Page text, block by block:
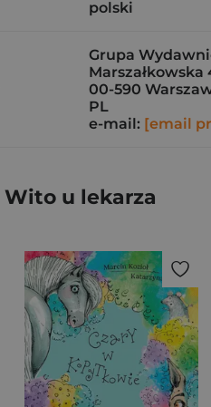
polski
Grupa
Marszałkowska
00-590
PL
e-mail: [email
Wito u lekarza